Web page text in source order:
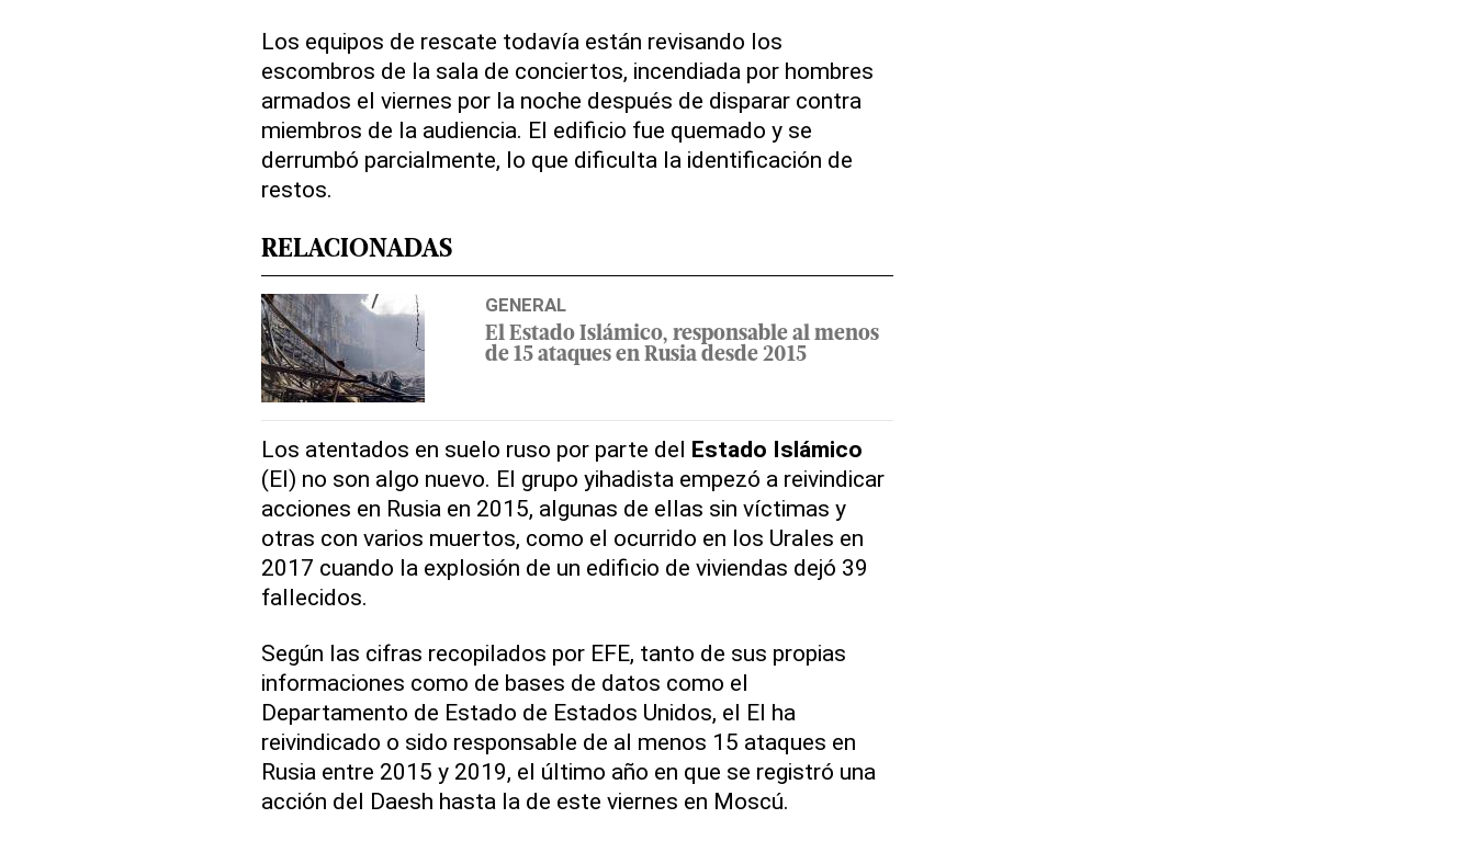
Los equipos de rescate todavía están revisando los
escombros de la sala de conciertos, incendiada por hombres
armados el viernes por la noche después de disparar contra
miembros de la audiencia. El edificio fue quemado y se
derrumbó parcialmente, lo que dificulta la identificación de
restos.
RELACIONADAS
GENERAL
El Estado Islámico, responsable al menos
de 15 ataques en Rusia desde 2015
Los atentados en suelo ruso por parte del Estado Islámico
(EI) no son algo nuevo. El grupo yihadista empezó a reivindicar
acciones en Rusia en 2015, algunas de ellas sin víctimas y
otras con varios muertos, como el ocurrido en los Urales en
2017 cuando la explosión de un edificio de viviendas dejó 39
fallecidos.
Según las cifras recopilados por EFE, tanto de sus propias
informaciones como de bases de datos como el
Departamento de Estado de Estados Unidos, el EI ha
reivindicado o sido responsable de al menos 15 ataques en
Rusia entre 2015 y 2019, el último año en que se registró una
acción del Daesh hasta la de este viernes en Moscú.